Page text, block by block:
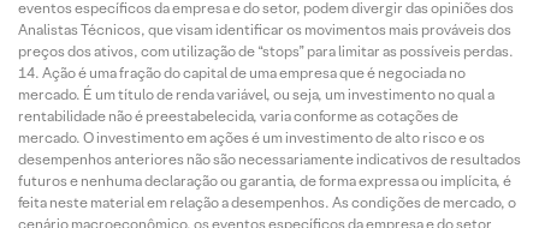
eventos específicos da empresa e do setor, podem divergir das opiniões dos
Analistas Técnicos, que visam identificar os movimentos mais prováveis dos
preços dos ativos, com utilização de “stops” para limitar as possíveis perdas.
Ação é uma fração do capital de uma empresa que é negociada no
mercado. É um título de renda variável, ou seja, um investimento no qual a
rentabilidade não é preestabelecida, varia conforme as cotações de
mercado. O investimento em ações é um investimento de alto risco e os
desempenhos anteriores não são necessariamente indicativos de resultados
futuros e nenhuma declaração ou garantia, de forma expressa ou implícita, é
feita neste material em relação a desempenhos. As condições de mercado, o
cenário macroeconômico, os eventos específicos da empresa e do setor